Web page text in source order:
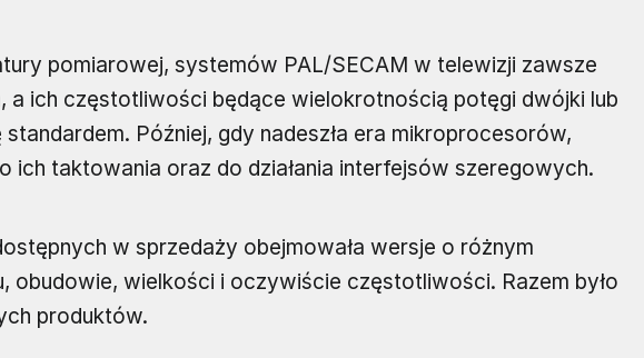
pomiarowej, systemów PAL/SECAM w telewizji zawsze
a ich częstotliwości będące wielokrotnością potęgi dwójki lub
Później, gdy nadeszła era mikroprocesorów,
ich taktowania oraz do działania interfejsów szeregowych.
w sprzedaży obejmowała wersje o różnym
obudowie, wielkości i oczywiście częstotliwości. Razem było
produktów.